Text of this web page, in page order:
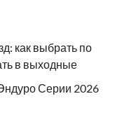
как выбрать по
в выходные
Серии 2026